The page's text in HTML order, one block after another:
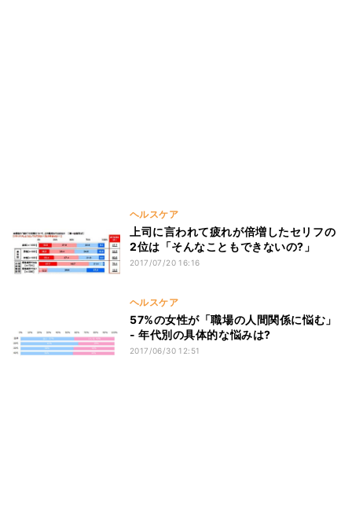
ヘルスケア
上司に言われて疲れが倍増したセリフの
2位は「そんなこともできないの?」
2017/07/20 16:16
ヘルスケア
57%の女性が「職場の人間関係に悩む」
- 年代別の具体的な悩みは?
2017/06/30 12:51